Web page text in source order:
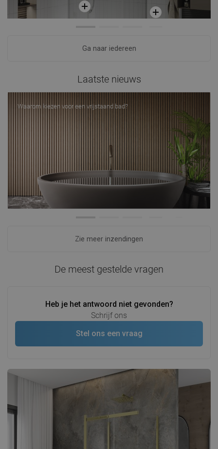
Ga naar iedereen
Laatste nieuws
Waarom kiezen voor een vrijstaand bad?
Zie meer inzendingen
De meest gestelde vragen
Heb je het antwoord niet gevonden?
Schrijf ons
Stel ons een vraag